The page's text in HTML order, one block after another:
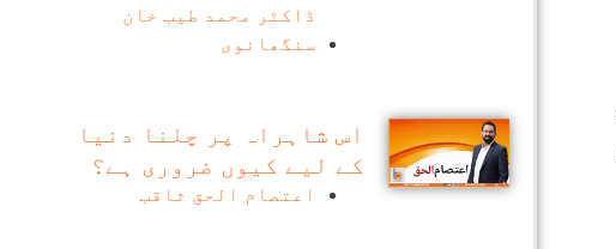
ڈاکٹر محمد طیب خان
سنگھانوی
اس شاہراہ پر چلنا دنیا
کے لیے کیوں ضروری ہے؟
اعتصام الحق ثاقب